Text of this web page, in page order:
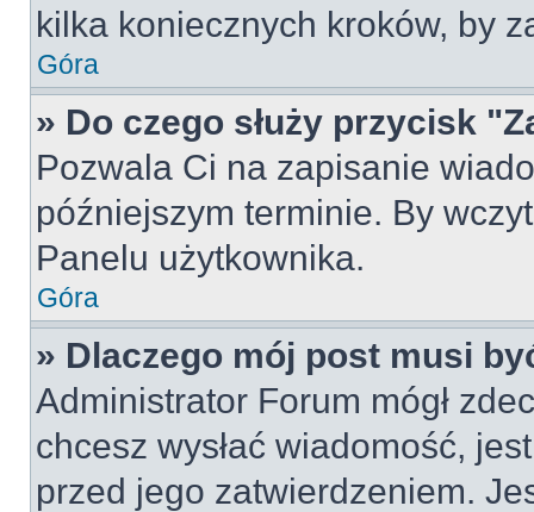
kilka koniecznych kroków, by
Góra
» Do czego służy przycisk
Pozwala Ci na zapisanie
późniejszym terminie. By
Panelu użytkownika.
Góra
» Dlaczego mój post musi
Administrator Forum mógł
chcesz wysłać wiadomość,
przed jego zatwierdzeniem.